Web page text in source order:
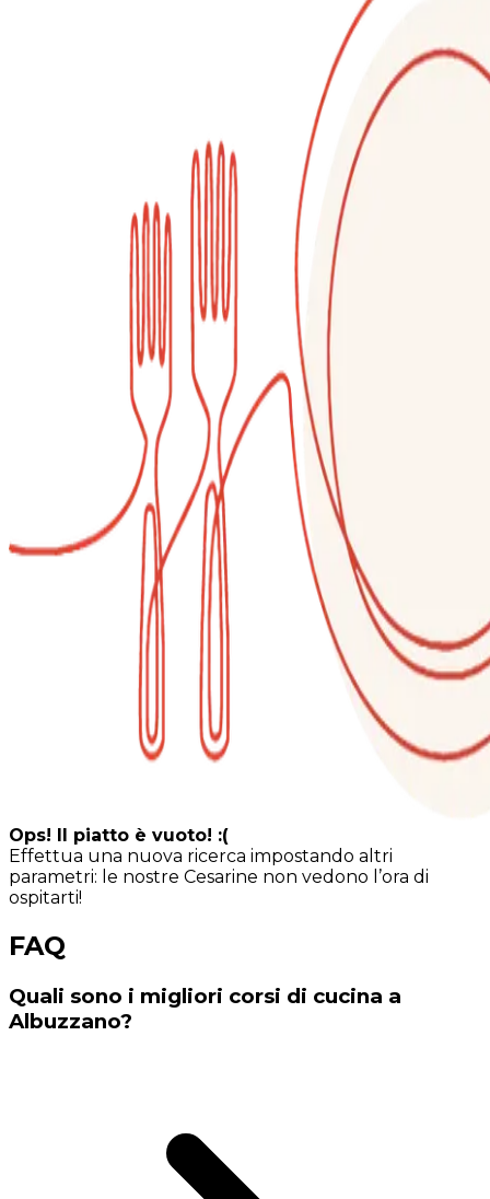
Ops! Il piatto è vuoto! :(
Effettua una nuova ricerca impostando altri
parametri: le nostre Cesarine non vedono l’ora di
ospitarti!
FAQ
Quali sono i migliori corsi di cucina a
Albuzzano?